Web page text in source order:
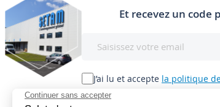
Et recevez un code
lettre
d’information
:
J’ai lu et accepte la politique